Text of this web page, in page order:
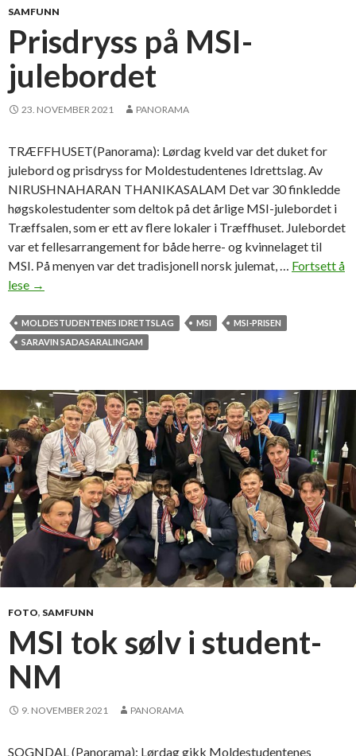
SAMFUNN
Prisdryss på MSI-
julebordet
23. NOVEMBER 2021 PANORAMA
TRÆFFHUSET(Panorama): Lørdag kveld var det duket for
julebord og prisdryss for Moldestudentenes Idrettslag. Av
NIRUSHNAHARAN THANIKASALAM Det var 30 finkledde
høgskolestudenter som deltok på det årlige MSI-julebordet i
Træffsalen, som er ett av flere lokaler i Træffhuset. Julebordet
var et fellesarrangement for både herre- og kvinnelaget til
MSI. På menyen var det tradisjonell norsk julemat, … Fortsett å
lese P
i
s
y
s
s
p
å
M
S
I
-
u
l
e
b
o
r
d
→
MOLDESTUDENTENES IDRETTSLAG MSI
MSI-PRISEN
SARAVIN SADASARALINGAM
FOTO, SAMFUNN
MSI tok sølv i student-
NM
9. NOVEMBER 2021 PANORAMA
SOGNDAL (Panorama): Lørdag gikk Moldestudentenes